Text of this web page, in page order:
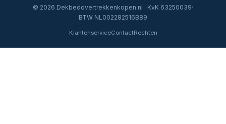
© 2026 Dekbedovertrekkenkopen.nl · KvK 63250039·
BTW NL002282516B89
KlantenserviceContactRechten